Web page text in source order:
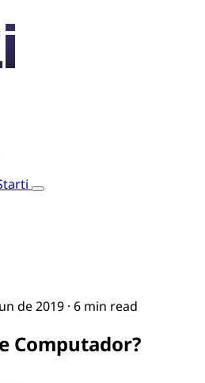
de 2019 · 6 min read
Computador?